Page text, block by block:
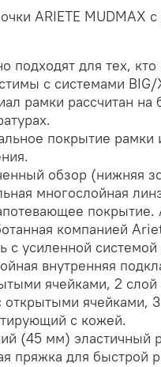
ARIETE MUDMAX
подходят для тех,
с системами
рамки рассчитан на
покрытие рамки
обзор (нижняя
многослойная
покрытие.
компанией
с усиленной системой
внутренняя
ячейками, 2
открытыми ячейками,
с кожей.
(45 мм) эластичный
пряжка для быстрой